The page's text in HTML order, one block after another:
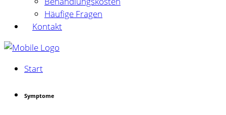
Häufige Fragen
Kontakt
Start
Symptome